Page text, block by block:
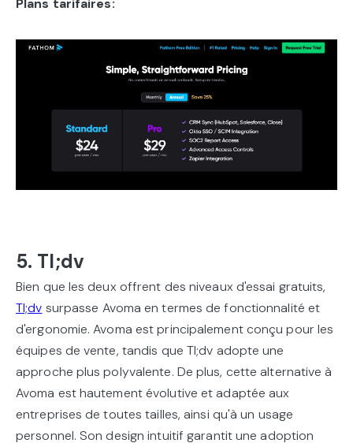
Plans tarifaires:
5. Tl;dv
Bien que les deux offrent des niveaux d'essai gratuits,
Tl;dv surpasse Avoma en termes de fonctionnalité et
d'ergonomie. Avoma est principalement conçu pour les
équipes de vente, tandis que Tl;dv adopte une
approche plus polyvalente. De plus, cette alternative à
Avoma est hautement évolutive et adaptée aux
entreprises de toutes tailles, ainsi qu'à un usage
personnel. Son design intuitif garantit une adoption